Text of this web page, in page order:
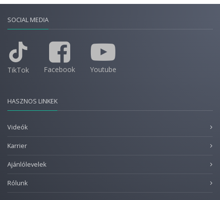
SOCIAL MEDIA
TikTok Facebook Youtube
HASZNOS LINKEK
Videók
Karrier
Ajánlólevelek
Rólunk